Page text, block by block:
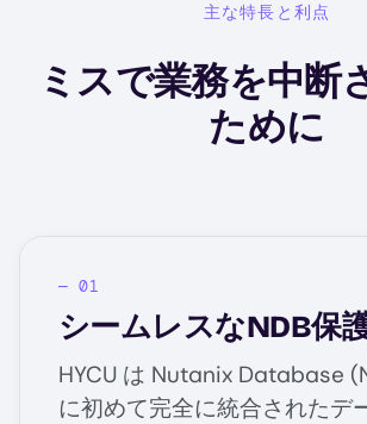
主な特長と利点
ミスで業務を中断
ために
シームレスなNDB保
HYCU は Nutanix Database
に初めて完全に統合されたデ